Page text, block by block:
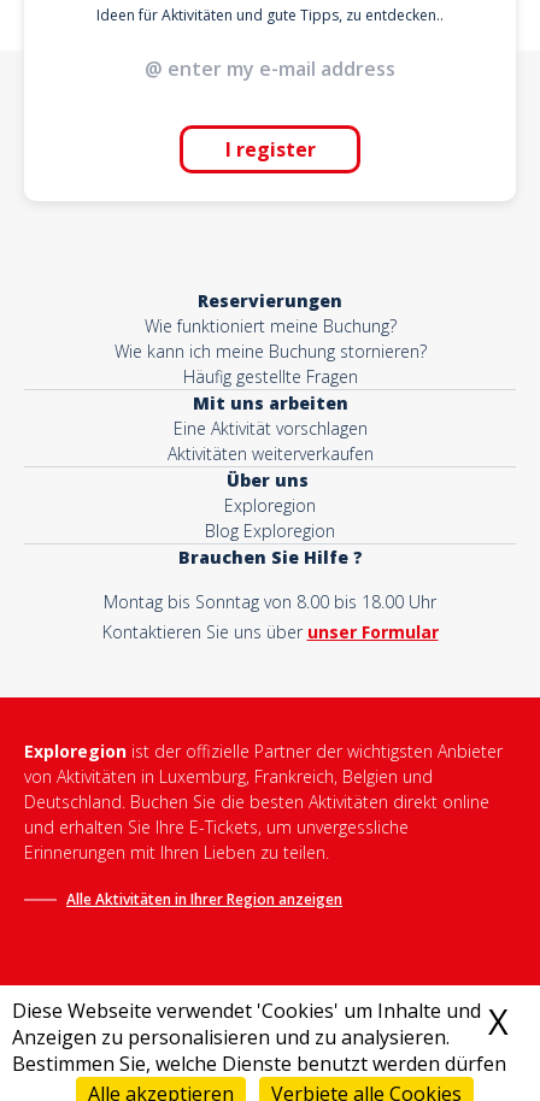
Diese Webseite verwendet 'Cookies' um Inhalte und
Anzeigen zu personalisieren und zu analysieren.
Bestimmen Sie, welche Dienste benutzt werden dürfen
Alle akzeptieren
Verbiete alle Cookies
X
Ideen für Aktivitäten und gute Tipps, zu entdecken..
I register
Reservierungen
Wie funktioniert meine Buchung?
Wie kann ich meine Buchung stornieren?
Häufig gestellte Fragen
Mit uns arbeiten
Eine Aktivität vorschlagen
Aktivitäten weiterverkaufen
Über uns
Exploregion
Blog Exploregion
Brauchen Sie Hilfe ?
Montag bis Sonntag von 8.00 bis 18.00 Uhr
Kontaktieren Sie uns über unser Formular
Exploregion ist der offizielle Partner der wichtigsten Anbieter
von Aktivitäten in Luxemburg, Frankreich, Belgien und
Deutschland. Buchen Sie die besten Aktivitäten direkt online
und erhalten Sie Ihre E-Tickets, um unvergessliche
Erinnerungen mit Ihren Lieben zu teilen.
Alle Aktivitäten in Ihrer Region anzeigen
Allgemeine Geschäftsbedingungen-Datenschutzrichtlinie-
Impressum-Destination Bonjour-Sitemap